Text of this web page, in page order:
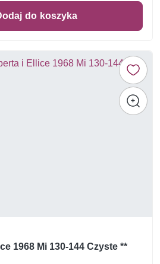
do koszyka
1968 Mi 130-144 Czyste **